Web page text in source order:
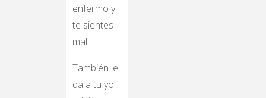
enfermo y
te sientes
mal.
También le
da a tu yo